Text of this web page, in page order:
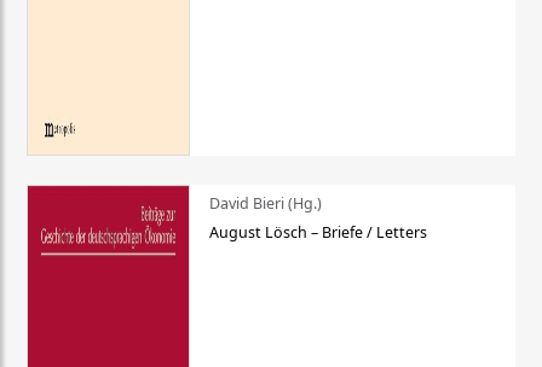
David Bieri (Hg.)
August Lösch – Briefe / Letters